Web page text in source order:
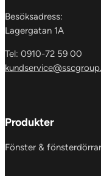
Besöksadress:
Lagergatan 1A
Tel: 0910-72 59 00
Produkter
Fönster & fönsterdörrar